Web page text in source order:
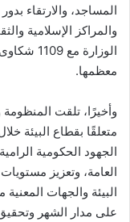
المساجد، والارتقاء
والمراكز الإسلامية
معظمها.
متعلقًا بقطاع البيئة
الجهود الحكومية
العامة، وتعزيز
البيئة والجهات
على مدار الشهر